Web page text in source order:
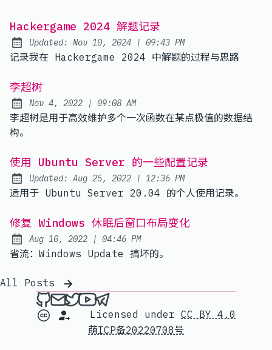
Hackergame 2024 解题记录
Updated: Nov 10, 2024 | at
09:43 PM
记录我在 Hackergame 2024 中解题的过程与思路
李超树
Published:
Nov 4, 2022 | at
09:08 AM
李超树是用于高效维护多个一次函数在某点极值的数据结
构。
使用 Ubuntu Server 的一些配置记录
Updated: Aug 25, 2022 | at
12:36 PM
适用于 Ubuntu Server 20.04 的个人使用记录。
修复 Windows 休眠后窗口布局变化
Published:
Aug 10, 2022 | at
04:46 PM
省流：Windows Update 搞坏的。
All Posts
Me on Github
Send an email to me
Me on Twitter
My channel on YouTube
Contact me on Telegram
Licensed under CC BY 4.0
萌ICP备20220708号